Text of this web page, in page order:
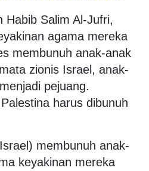
Habib Salim Al-Jufri,
agama mereka
membunuh anak-anak
zionis Israel, anak-
pejuang.
harus dibunuh
membunuh anak-
keyakinan mereka